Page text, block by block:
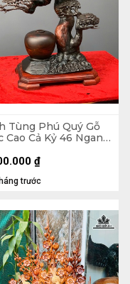
Tùng Phú Quý Gỗ
Cao Cả Kỷ 46 Ngang
Kính 12 (cm)
trước
₫